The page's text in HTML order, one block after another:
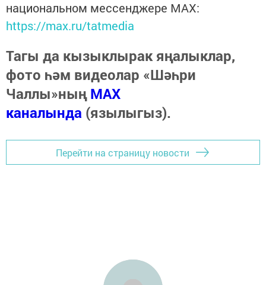
национальном мессенджере MАХ:
https://max.ru/tatmedia
Тагы да кызыклырак яңалыклар,
фото һәм видеолар «Шәһри
Чаллы»ныңMAX
каналында (язылыгыз).
Перейти на страницу новости